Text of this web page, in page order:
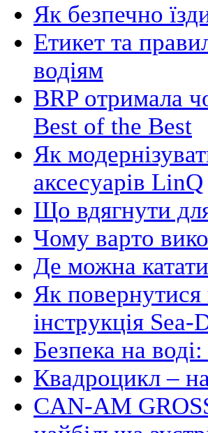
Як безпечно
Етикет та
водіям
BRP отримала
Best of the Best
Як
аксесуарів LinQ
Що вдягнути
Чому варто
Де можна
Як повернутися
інструкція Sea-
Безпека на
Квадроцикл –
CAN-AM